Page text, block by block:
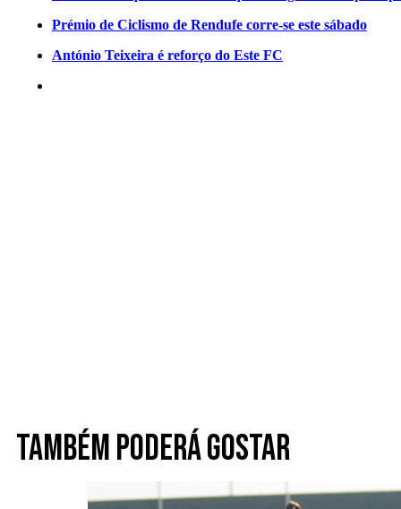
Prémio de Ciclismo de Rendufe corre-se este sábado
António Teixeira é reforço do Este FC
Também poderá gostar